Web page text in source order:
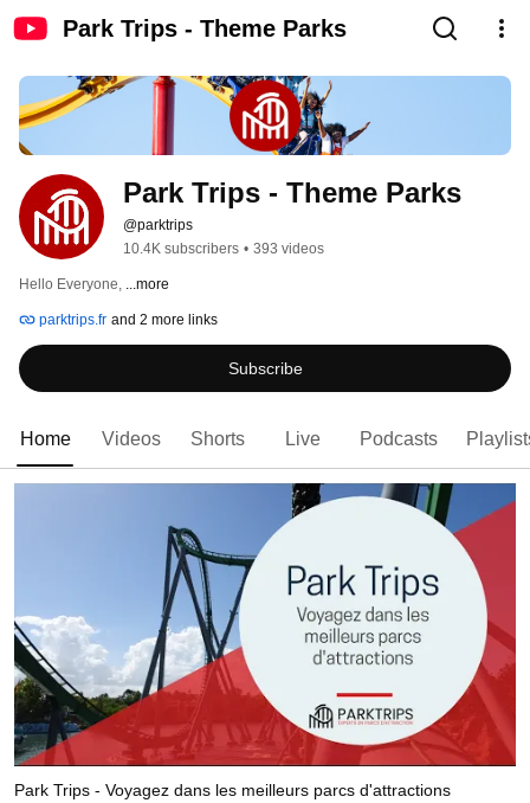
Park Trips - Theme Parks
Park Trips - Theme Parks
@parktrips
10.4K subscribers • 393 videos
Hello Everyone, ...more
parktrips.fr and 2 more links
Subscribe
Home Videos Shorts Live Podcasts
Park Trips - Voyagez dans les meilleurs parcs d'attractions